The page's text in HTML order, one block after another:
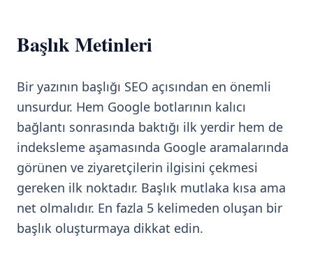
Başlık Metinleri
Bir yazının başlığı SEO açısından en önemli
unsurdur. Hem Google botlarının kalıcı
bağlantı sonrasında baktığı ilk yerdir hem de
indeksleme aşamasında Google aramalarında
görünen ve ziyaretçilerin ilgisini çekmesi
gereken ilk noktadır. Başlık mutlaka kısa ama
net olmalıdır. En fazla 5 kelimeden oluşan bir
başlık oluşturmaya dikkat edin.